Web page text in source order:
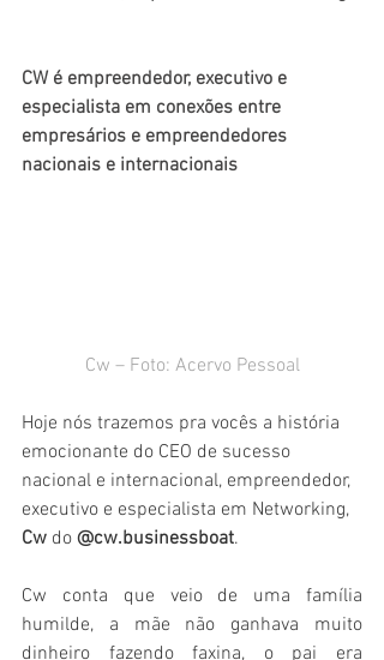
CW é empreendedor, executivo e
especialista em conexões entre
empresários e empreendedores
nacionais e internacionais
Cw – Foto: Acervo Pessoal
Hoje nós trazemos pra vocês a história
emocionante do CEO de sucesso
nacional e internacional, empreendedor,
executivo e especialista em Networking,
Cw do @cw.businessboat.
Cw conta que veio de uma família
humilde, a mãe não ganhava muito
dinheiro fazendo faxina, o pai era